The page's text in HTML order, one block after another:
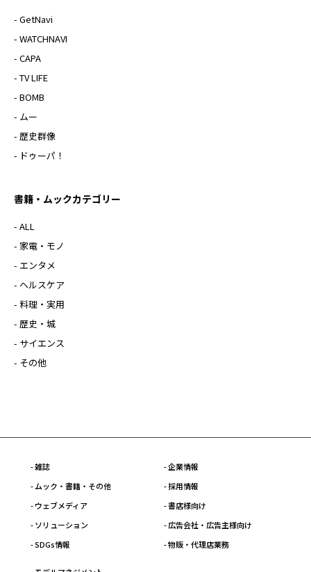
- GetNavi
- WATCHNAVI
- CAPA
- TV LIFE
- BOMB
- ムー
- 歴史群像
- ドゥーパ！
書籍・ムックカテゴリー
- ALL
- 家電・モノ
- エンタメ
- ヘルスケア
- 料理・実用
- 歴史・城
- サイエンス
- その他
- 雑誌
- ムック・書籍・その他
- ウェブメディア
- ソリューション
- SDGs情報
- 企業情報
- 採用情報
- 書店様向け
- 広告会社・広告主様向け
- 物販・代理店業務